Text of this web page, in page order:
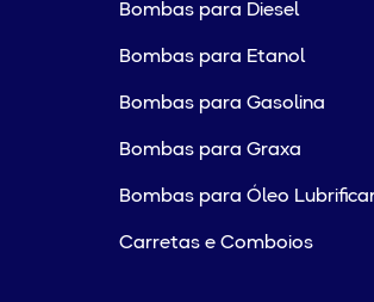
Bombas para Diesel
Bombas para Etanol
Bombas para Gasolina
Bombas para Graxa
Bombas para Óleo
Carretas e Comboios